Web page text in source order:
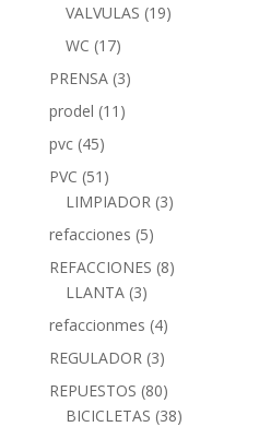
VALVULAS (19)
WC (17)
PRENSA (3)
prodel (11)
pvc (45)
PVC (51)
LIMPIADOR (3)
refacciones (5)
REFACCIONES (8)
LLANTA (3)
refaccionmes (4)
REGULADOR (3)
REPUESTOS (80)
BICICLETAS (38)